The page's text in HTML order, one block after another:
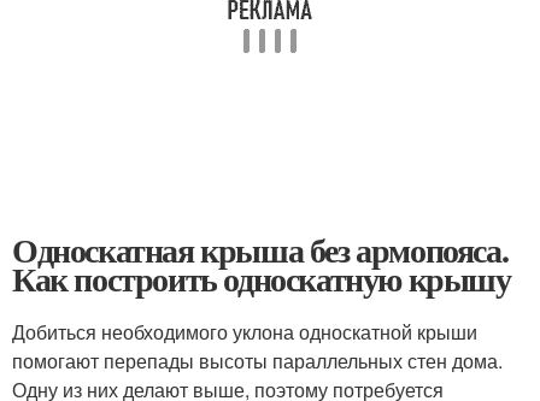
Односкатная крыша без армопояса.
Как построить односкатную крышу
Добиться необходимого уклона односкатной крыши
помогают перепады высоты параллельных стен дома.
Одну из них делают выше, поэтому потребуется